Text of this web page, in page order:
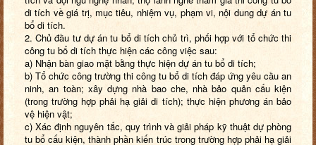
di tích về giá trị, mục tiêu, nhiệm vụ, phạm vi, nội dung dự án tu
bổ di tích.
2. Chủ đầu tư dự án tu bổ di tích chủ trì, phối hợp với tổ chức thi
công tu bổ di tích thực hiện các công việc sau:
a) Nhận bàn giao mặt bằng thực hiện dự án tu bổ di tích;
b) Tổ chức công trường thi công tu bổ di tích đáp ứng yêu cầu an
ninh, an toàn; xây dựng nhà bao che, nhà bảo quản cấu kiện
(trong trường hợp phải hạ giải di tích); thực hiện phương án bảo
vệ hiện vật;
c) Xác định nguyên tắc, quy trình và giải pháp kỹ thuật dự phòng
tu bổ cấu kiện, thành phần kiến trúc trong trường hợp phải hạ giải